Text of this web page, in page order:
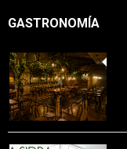
GASTRONOMÍA